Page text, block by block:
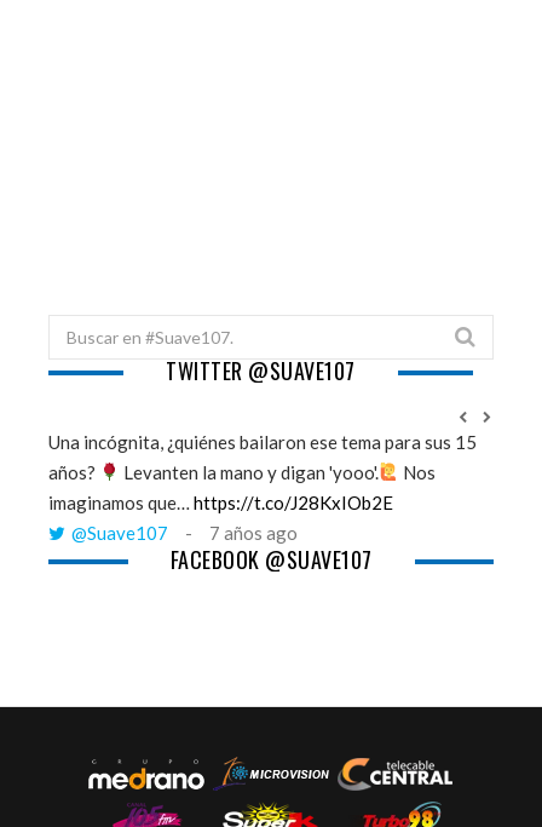
Search
for:
TWITTER @SUAVE107
Una incógnita, ¿quiénes bailaron ese tema para sus 15
años?
Levanten la mano y digan 'yooo'.
Nos
imaginamos que… https://t.co/J28KxIOb2E
@Suave107
7 años ago
FACEBOOK @SUAVE107